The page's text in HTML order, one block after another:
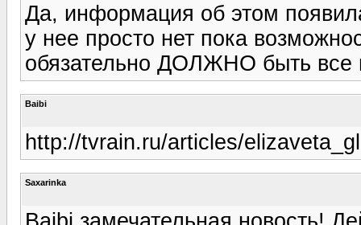
Да, информация об этом
у нее просто нет пока
обязательно ДОЛЖНО быть все
Baibi
http://tvrain.ru/articles/
Saxarinka